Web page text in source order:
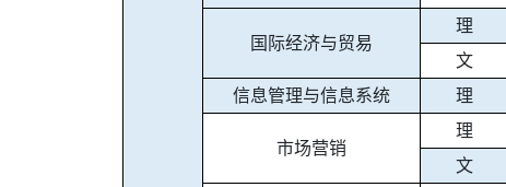
国际经济与贸易
理
文
信息管理与信息系统
理
市场营销
理
文